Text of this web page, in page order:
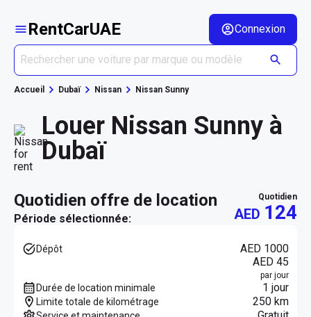
RentCarUAE Connexion
Accueil Dubaï Nissan Nissan Sunny
Louer Nissan Sunny à
Dubaï
quotidien offre de location
Période sélectionnée:
quotidien
AED 124
Dépôt
AED 1000
AED 45
par jour
Durée de location minimale 1 jour
Limite totale de kilométrage 250 km